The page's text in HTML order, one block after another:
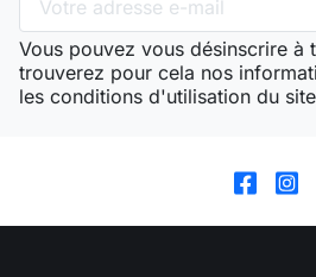
Vous pouvez vous désinscrire à
trouverez pour cela nos
les conditions d'utilisation du